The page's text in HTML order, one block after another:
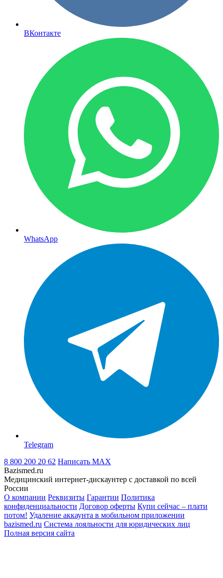
ВКонтакте
WhatsApp
Telegram
8 800 200 20 62 Написать MAX
Bazismed.ru
Медицинский интернет-дискаунтер с доставкой по всей
России
О компании Реквизиты Гарантии Политика
конфиденциальности Договор оферты Купи сейчас – плати
потом! Удаление аккаунта в мобильном приложении
bazismed.ru Система лояльности для юридических лиц
Полная версия сайта